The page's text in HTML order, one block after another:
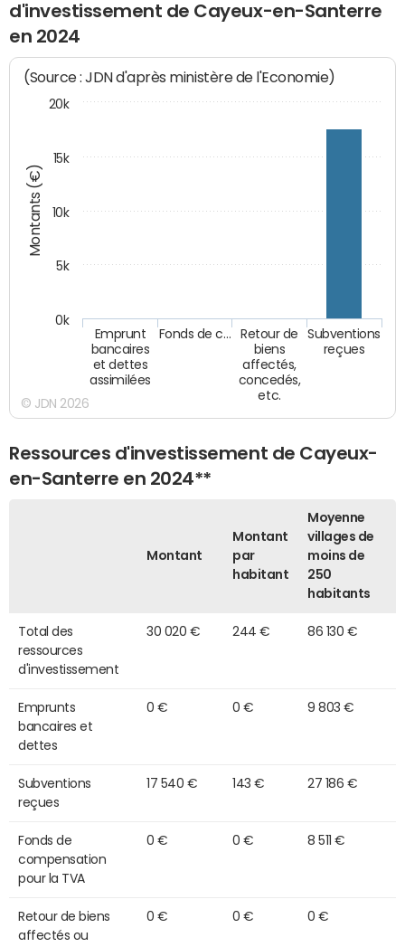
d'investissement de Cayeux-en-Santerre
en 2024
Montants (€)
(Source : JDN d'après ministère de l'Economie)
Emprunt
bancaires
et dettes
assimilées
Fonds de c…
Retour de
biens
affectés,
concedés,
etc.
Subventions
reçues
0k
5k
10k
15k
20k
© JDN 2026
Ressources d'investissement de Cayeux-
en-Santerre en 2024**
Montant
Montant
par
habitant
Moyenne
villages de
moins de
250
habitants
Total des
ressources
d'investissement
30 020 € 244 € 86 130 €
Emprunts
bancaires et
dettes
0 € 0 € 9 803 €
Subventions
reçues
17 540 € 143 € 27 186 €
Fonds de
compensation
pour la TVA
0 € 0 € 8 511 €
Retour de biens
affectés ou
0 € 0 € 0 €